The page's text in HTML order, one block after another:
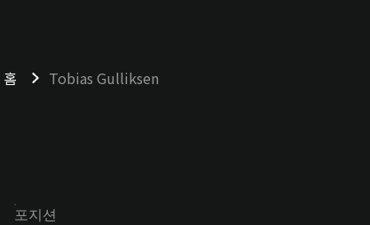
홈 Tobias Gulliksen
포지션